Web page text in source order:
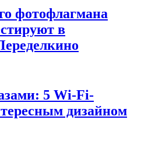
фотофлагмана
в
5 Wi-Fi-
дизайном